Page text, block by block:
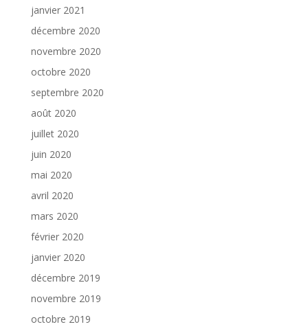
janvier 2021
décembre 2020
novembre 2020
octobre 2020
septembre 2020
août 2020
juillet 2020
juin 2020
mai 2020
avril 2020
mars 2020
février 2020
janvier 2020
décembre 2019
novembre 2019
octobre 2019